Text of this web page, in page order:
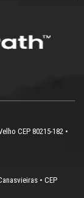
CEP 80215-182 •
• CEP